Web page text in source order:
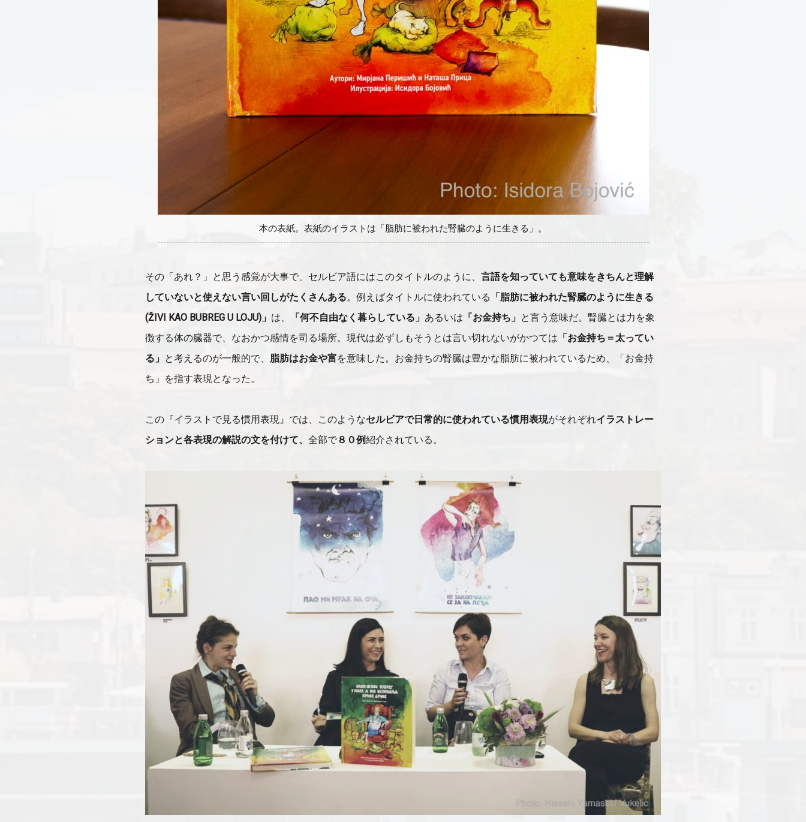
本の表紙。表紙のイラストは「脂肪に被われた腎臓のように生きる」。
その「あれ？」と思う感覚が大事で、セルビア語にはこのタイトルのように、 言語を知っていても意味をきちんと理解
していないと使えない言い回しがたくさんある。例えばタイトルに使われている 「脂肪に被われた腎臓のように生きる
(ŽIVI KAO BUBREG U LOJU) 」 は、 「何不自由なく暮らしている」 あるいは 「お金持ち」 と言う意味だ。腎臓とは力を象
徴する体の臓器で、なおかつ感情を司る場所。現代は必ずしもそうとは言い切れないがかつては 「お金持ち＝太ってい
る」 と考えるのが一般的で、 脂肪はお金や富を意味した。お金持ちの腎臓は豊かな脂肪に被われているため、「お金持
ち」を指す表現となった。
この『イラストで見る慣用表現』では、このようなセルビアで日常的に使われている慣用表現がそれぞれイラストレー
ションと各表現の解説の文を付けて、 全部で８０例紹介されている。